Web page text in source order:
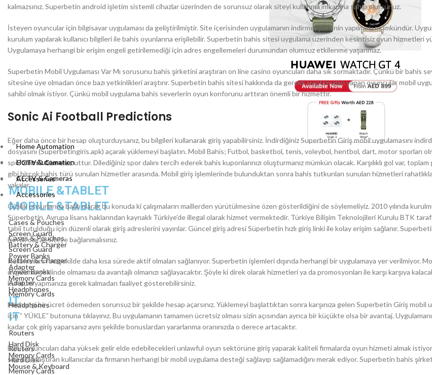
Home Automation
CCTV & Cameras
Accessories
MOBILE &TABLET
Cases & Pouches
Screen Guard
Battery & Charger
Power Banks
Adapter
Memory Cards
Headphones
IT
Routers
Hard Disk
Memory Cards
Mouse & Keyboard
Home Automation
CCTV & Cameras
Accessories
MOBILE &TABLET
Cases & Pouches
Screen Guard
Battery & Charger
Power Banks
Adapter
Memory Cards
Headphones
IT
Routers
Hard Disk
Memory Cards
kalmazsınız. Superbetin android işletim sistemli cihazlar üzerinden de sorunsuz olarak siteyi kullanma imkanına sahip olursunuz.
İsteyen oyuncular için bilgisayar uygulaması da geliştirilmiştir. Site içerisinden uygulamanın indirme işleminin yapılması mümkündür.
kurulum yapılarak kullanıcı bilgileri ile bahis oyunlarına erişilebilir. Superbetin bahis sitesi uygulama üzerinden kesintisiz oyun hizmetleri
Uygulamaya herhangi bir erişim engeli getirilemediği için adres engellemeleri durumundan olumsuz etkilenme yaşanmaz.
Superbetin Mobil Uygulaması Var Mı sorusunu bahis şirketini araştıran on line casino oyuncuları daha sık sormaktadır. Çünkü bir bahis
sitesine üye olmadan önce bazı yetkinlikleri araştırır. Superbetin bahis sitesi hakkında da gerekli araştırmaları yapan oyuncular mobil
sahibi olmak istiyor. Çünkü mobil uygulama bahis severlerin oyun konforunu arttıran önemli bir hizmettir.
Sonic Ai Football Predictions
Eğer daha önce bir hesap oluşturduysanız, bu bilgileri kullanarak giriş yapabilirsiniz. İndirdiğiniz Superbetin Giriş mobil uygulamasını
dosyasını (Superbetingiris.apk) açarak yüklemeyi başlatın. Mobil Bahis; Futbol, basketbol, tenis, voleybol, hentbol, dart, motor sporları
spor dalı sitede mevcuttur. Dilediğiniz spor dalını tercih ederek bahis kuponlarınızı oluşturmanız mümkün olacak. Karşılıklı gol var,
gibi birçok bahis türü sunulan hizmetler arasında. Mobil giriş işlemlerinde bulunduktan sonra bahis tutkunları sunulan hizmetleri
yakalar.
Gizlilik unsurlarına bağlı olarak bu konuda ki çalışmaların maillerden yürütülmesine özen gösterildiğini de söylemeliyiz. 2010 yılında
Süperbetin, Avrupa lisans haklarından kaynaklı Türkiye’de illegal olarak hizmet vermektedir. Türkiye Bilişim Teknolojileri Kurulu BTK
tabii tutulduğu için düzenli olarak giriş adreslerini yayınlar. Güncel giriş adresi Süperbetin hızlı giriş linki ile kolay erişim sağlanır.
için ilk olarak siteye bağlanmalısınız.
Kullanıcıların bu şekilde daha kısa sürede aktif olmaları sağlanıyor. Superbetin işlemleri dışında herhangi bir uygulamaya yer verilmiyor.
uygulama şeklinde olmaması da avantajlı olmanızı sağlayacaktır. Şöyle ki direk olarak hizmetleri ya da promosyonları ile karşı karşıya
kurulum yapmanıza gerek kalmadan faaliyet gösterebilirsiniz.
Herhangi bir ücret ödemeden sorunsuz bir şekilde hesap açarsınız. Yüklemeyi başlattıktan sonra karşınıza gelen Superbetin Giriş mobil
için ” YÜKLE” butonuna tıklayınız. Bu uygulamanın tamamen ücretsiz olması sizin açısından ayrıca bir küçükte olsa bir avantaj.
kadar çok giriş yaparsanız aynı şekilde bonuslardan yararlanma oranınızda o derece artacaktır.
Bahis oyuncuları daha yüksek gelir elde edebilecekleri unlawful oyun sektörüne giriş yaparak kaliteli firmalarda oyun hizmeti almak
sitesini araştıran kullanıcılar da firmanın herhangi bir mobil uygulama desteği sağlayıp sağlamadığını merak ediyor. Superbetin bahis